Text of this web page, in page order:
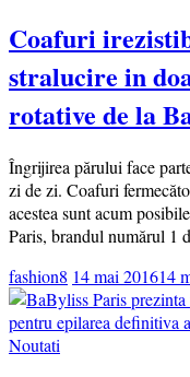
Coafuri
stralucire in
rotative de la
Îngrijirea părului face
zi de zi. Coafuri
acestea sunt acum
Paris, brandul numărul 1
fashion8 14 mai 201614
Noutati